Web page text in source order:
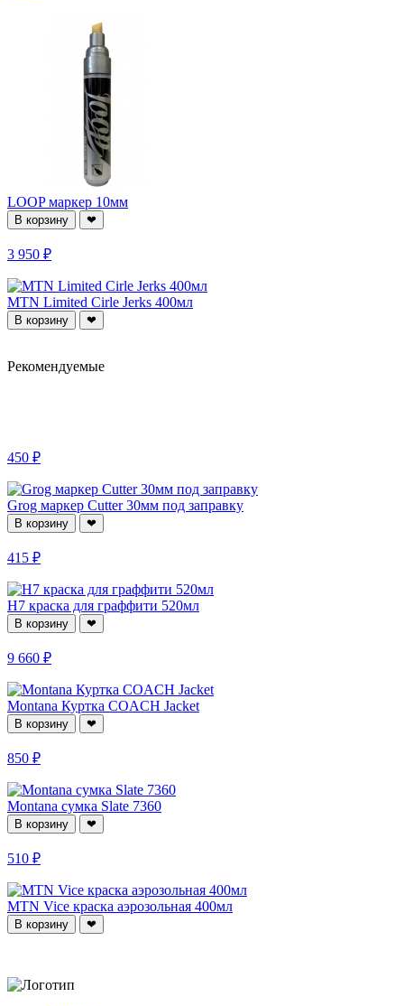
LOOP маркер 10мм
В корзину ❤
3 950 ₽
MTN Limited Cirle Jerks 400мл
В корзину ❤
Рекомендуемые
450 ₽
Grog маркер Cutter 30мм под заправку
В корзину ❤
415 ₽
H7 краска для граффити 520мл
В корзину ❤
9 660 ₽
Montana Куртка COACH Jacket
В корзину ❤
850 ₽
Montana сумка Slate 7360
В корзину ❤
510 ₽
MTN Vice краска аэрозольная 400мл
В корзину ❤